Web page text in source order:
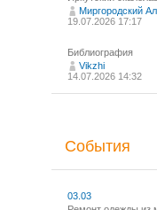
Миргородский
19.07.2026 17:17
Библиография
Vikzhi
14.07.2026 14:32
События
03.03